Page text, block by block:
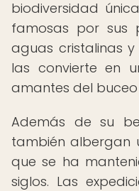
biodiversidad
famosas por sus
aguas cristalinas
las convierte en
amantes del buceo
Además de su
también albergan
que se ha
siglos. Las